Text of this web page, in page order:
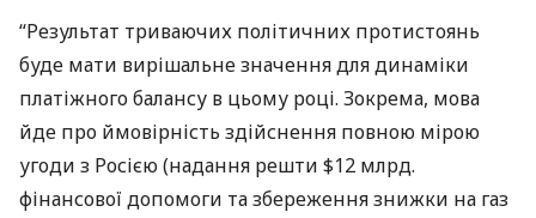
“Результат триваючих політичних протистоянь
буде мати вирішальне значення для динаміки
платіжного балансу в цьому році. Зокрема, мова
йде про ймовірність здійснення повною мірою
угоди з Росією (надання решти $12 млрд.
фінансової допомоги та збереження знижки на газ